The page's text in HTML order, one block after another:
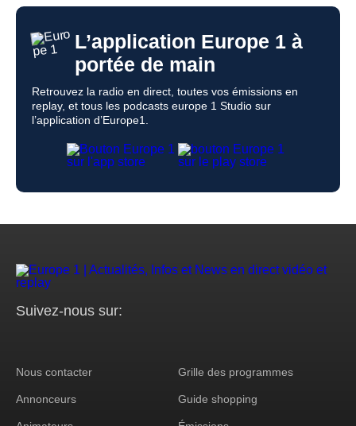
L’application Europe 1 à
portée de main
Retrouvez la radio en direct, toutes vos émissions en
replay, et tous les podcasts europe 1 Studio sur
l’application d’Europe1.
Suivez-nous sur:
Footer
Corporate
Nous contacter Grille des programmes
Annonceurs Guide shopping